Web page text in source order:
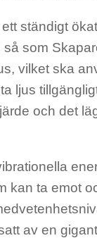
ständigt
som
vilket ska
ljus
och det
kan ta emot
av en